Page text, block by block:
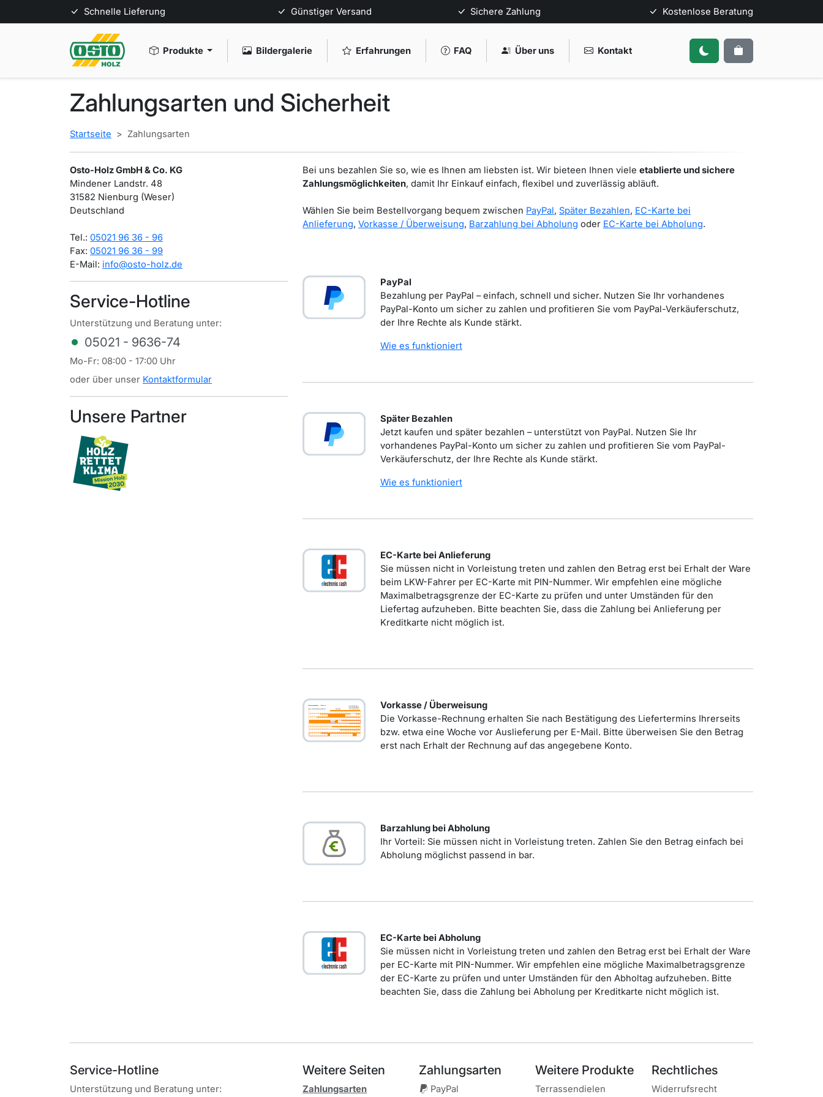
Schnelle Lieferung Günstiger Versand Sichere Zahlung Kostenlose Beratung
Produkte Bildergalerie Erfahrungen FAQ Über uns Kontakt
Zahlungsarten und Sicherheit
Startseite Zahlungsarten
Osto-Holz GmbH & Co. KG
Mindener Landstr. 48
31582 Nienburg (Weser)
Deutschland
Tel.: 05021 96 36 - 96
Fax: 05021 96 36 - 99
E-Mail: info@osto-holz.de
Service-Hotline
Unterstützung und Beratung unter:
05021 - 9636-74
Mo-Fr: 08:00 - 17:00 Uhr
oder über unser Kontaktformular
Unsere Partner
Bei uns bezahlen Sie so, wie es Ihnen am liebsten ist. Wir bieteen Ihnen viele etablierte und sichere
Zahlungsmöglichkeiten, damit Ihr Einkauf einfach, flexibel und zuverlässig abläuft.
Wählen Sie beim Bestellvorgang bequem zwischen PayPal, Später Bezahlen, EC-Karte bei
Anlieferung, Vorkasse / Überweisung, Barzahlung bei Abholung oder EC-Karte bei Abholung.
PayPal
Bezahlung per PayPal – einfach, schnell und sicher. Nutzen Sie Ihr vorhandenes
PayPal-Konto um sicher zu zahlen und profitieren Sie vom PayPal-Verkäuferschutz,
der Ihre Rechte als Kunde stärkt.
Wie es funktioniert
Später Bezahlen
Jetzt kaufen und später bezahlen – unterstützt von PayPal. Nutzen Sie Ihr
vorhandenes PayPal-Konto um sicher zu zahlen und profitieren Sie vom PayPal-
Verkäuferschutz, der Ihre Rechte als Kunde stärkt.
Wie es funktioniert
EC-Karte bei Anlieferung
Sie müssen nicht in Vorleistung treten und zahlen den Betrag erst bei Erhalt der Ware
beim LKW-Fahrer per EC-Karte mit PIN-Nummer. Wir empfehlen eine mögliche
Maximalbetragsgrenze der EC-Karte zu prüfen und unter Umständen für den
Liefertag aufzuheben. Bitte beachten Sie, dass die Zahlung bei Anlieferung per
Kreditkarte nicht möglich ist.
Vorkasse / Überweisung
Die Vorkasse-Rechnung erhalten Sie nach Bestätigung des Liefertermins Ihrerseits
bzw. etwa eine Woche vor Auslieferung per E-Mail. Bitte überweisen Sie den Betrag
erst nach Erhalt der Rechnung auf das angegebene Konto.
Barzahlung bei Abholung
Ihr Vorteil: Sie müssen nicht in Vorleistung treten. Zahlen Sie den Betrag einfach bei
Abholung möglichst passend in bar.
EC-Karte bei Abholung
Sie müssen nicht in Vorleistung treten und zahlen den Betrag erst bei Erhalt der Ware
per EC-Karte mit PIN-Nummer. Wir empfehlen eine mögliche Maximalbetragsgrenze
der EC-Karte zu prüfen und unter Umständen für den Abholtag aufzuheben. Bitte
beachten Sie, dass die Zahlung bei Abholung per Kreditkarte nicht möglich ist.
Service-Hotline
Unterstützung und Beratung unter:
Weitere Seiten
Zahlungsarten
Zahlungsarten
PayPal
Weitere Produkte
Terrassendielen
Rechtliches
Widerrufsrecht